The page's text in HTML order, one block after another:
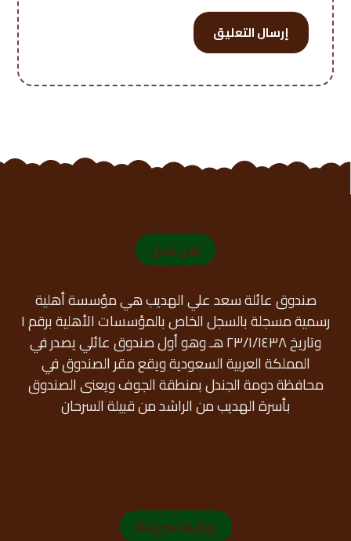
إرسال التعليق
من نحن
صندوق عائلة سعد علي الهديب هي مؤسسة أهلية
رسمية مسجلة بالسجل الخاص بالمؤسسات الأهلية برقم ١
وتاريخ ٢٣/١/١٤٣٨ هـ وهو أول صندوق عائلي يصدر في
المملكة العربية السعودية ويقع مقر الصندوق في
محافظة دومة الجندل بمنطقة الجوف ويعنى الصندوق
بأسرة الهديب من الراشد من قبيلة السرحان
روابط سريعة